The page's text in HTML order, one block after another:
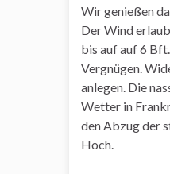
Wir genießen
Der Wind
bis auf auf 6
Vergnügen.
anlegen. Die
Wetter in
den Abzug der
Hoch.